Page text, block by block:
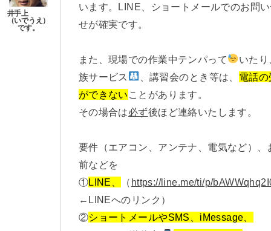
います。LINE、ショートメールでのお問
せが確実です。
また、現場での作業中テンパって
いたり
族サービス
、講習会のとき等は、 電話の
ができない ことがあります。
その場合は必ず後ほど連絡いたします。
要件（エアコン、アンテナ、電気など）、
前などを
①LINE、 （ https://line.me/ti/p/
←LINEへのリンク）
②ショートメールやSMS、iMessage、